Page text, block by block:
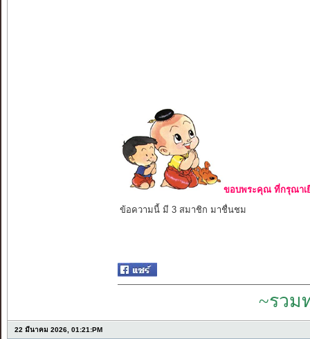
ขอบพระคุณ ที่กรุณาเ
ข้อความนี้ มี 3 สมาชิก มาชื่นชม
~รวม
22 มีนาคม 2026, 01:21:PM